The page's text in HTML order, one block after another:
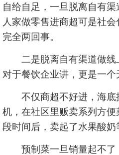
自给自足，一旦脱离自有渠
人家做零售进商超可是社
完全两回事。
二是脱离自有渠道做线
对于餐饮企业讲，更是一个
不仅商超不好进，海底
机，在社区里贩卖系列方
段时间后，卖起了水果酸奶
预制菜一旦销量起不了